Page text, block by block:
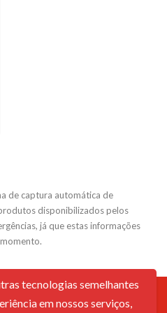
de captura automática de
disponibilizados pelos
já que estas informações
De Cookies Termos De Uso
tecnologias semelhantes
em nossos serviços,